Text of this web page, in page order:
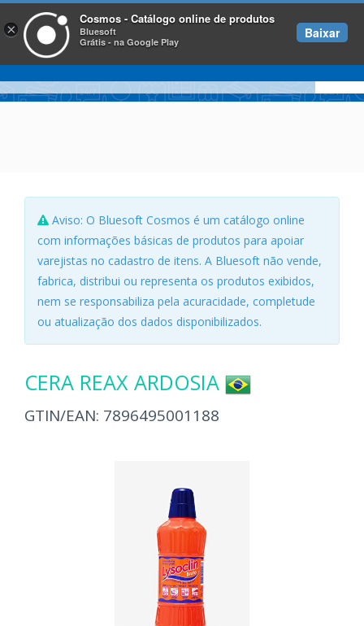
Aviso: O Bluesoft Cosmos é um catálogo online
com informações básicas de produtos para apoiar
varejistas no cadastro de itens. A Bluesoft não vende,
fabrica, distribui ou representa os produtos exibidos,
nem se responsabiliza pela acuracidade, completude
ou atualização dos dados disponibilizados.
CERA REAX ARDOSIA
GTIN/EAN: 7896495001188
×
Cosmos - Catálogo online de produtos
Bluesoft
Grátis - na Google Play
Baixar